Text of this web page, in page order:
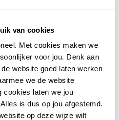
van cookies
Met cookies maken we
voor jou. Denk aan
website goed laten werken
we de website
cookies laten we jou
is dus op jou afgestemd.
op deze wijze wilt